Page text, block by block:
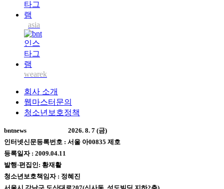
asia
wearek
회사 소개
웹마스터문의
청소년보호정책
bntnews
2026. 8. 7 (금)
인터넷신문등록번호 : 서울 아00835 제호
등록일자 : 2009.04.11
발행·편집인: 황재활
청소년보호책임자 : 정혜진